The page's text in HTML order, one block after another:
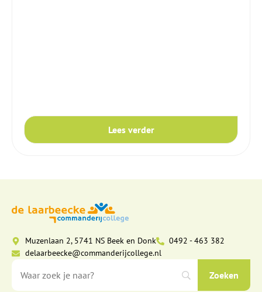
Lees verder
Muzenlaan 2, 5741 NS Beek en Donk
0492 - 463 382
delaarbeecke@commanderijcollege.nl